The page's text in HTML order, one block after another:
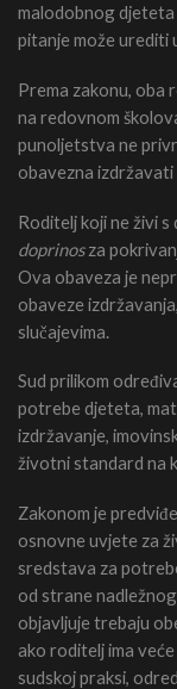
malodobnog djeteta
pitanje može urediti
Prema zakonu, oba
na redovnom
punoljetstva ne
obavezna
Roditelj koji ne živi
doprinosza
Ova obaveza je
obaveze
slučajevima.
Sud prilikom
potrebe djeteta,
izdržavanje,
životni standard na
Zakonom je
osnovne uvjete za
sredstava za
od strane
objavljuje trebaju
ako roditelj ima
sudskoj praksi,